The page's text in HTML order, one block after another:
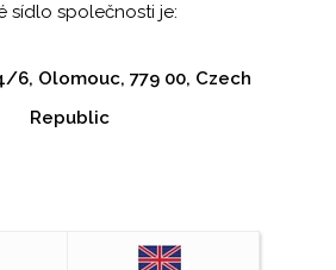
sídlo společnosti je:
6, Olomouc, 779 00, Czech
Republic